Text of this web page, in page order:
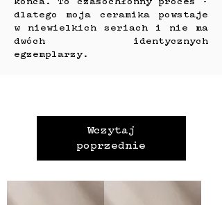
dlatego moja ceramika powstaje
w niewielkich seriach i nie ma
dwóch identycznych
egzemplarzy.
Wczytaj
poprzednie